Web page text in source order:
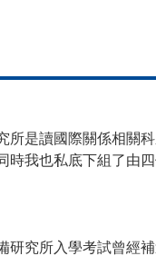
所是讀國際關係相關
時我也私底下組了由
研究所入學考試曾經補